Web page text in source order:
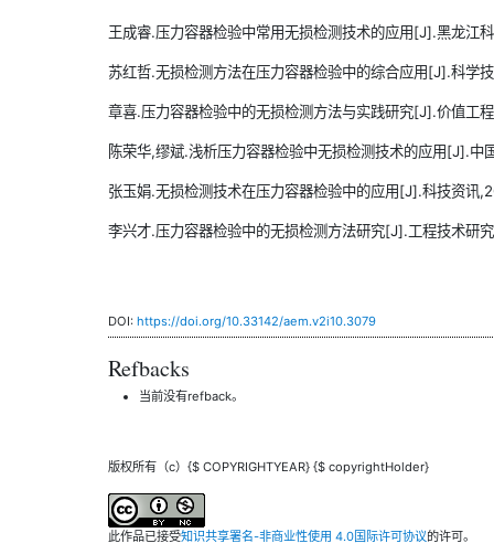
王成睿.压力容器检验中常用无损检测技术的应用[J].黑龙江
苏红哲.无损检测方法在压力容器检验中的综合应用[J].科
章喜.压力容器检验中的无损检测方法与实践研究[J].价值
陈荣华,缪斌.浅析压力容器检验中无损检测技术的应用[J].
张玉娟.无损检测技术在压力容器检验中的应用[J].科技资讯
李兴才.压力容器检验中的无损检测方法研究[J].工程技术研
DOI: https://doi.org/10.33142/aem.v2i10.3079
Refbacks
当前没有refback。
版权所有（c）{$ COPYRIGHTYEAR} {$ copyrightHolder}
此作品已接受知识共享署名-非商业性使用 4.0国际许可协议的许可。